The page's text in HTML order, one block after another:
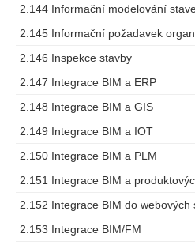
2.144 Informační modelování
2.146 Inspekce stavby
2.147 Integrace BIM a ERP
2.148 Integrace BIM a GIS
2.149 Integrace BIM a IOT
2.150 Integrace BIM a PLM
2.153 Integrace BIM/FM